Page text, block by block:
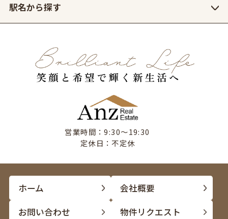
駅名から探す
営業時間：9:30〜19:30
定休日：不定休
ホーム
会社概要
お問い合わせ
物件リクエスト